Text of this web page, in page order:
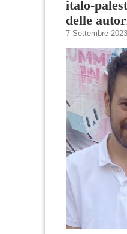
italo-
delle
7 Settembre 2023